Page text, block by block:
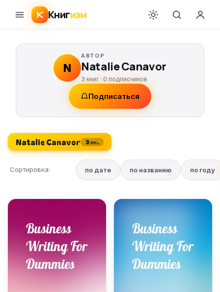
Книгизм
N
АВТОР
Natalie Canavor
3 книг ·0 подписчиков
Подписаться
Natalie Canavor 3 кн.
Сортировка: по дате по названию по году